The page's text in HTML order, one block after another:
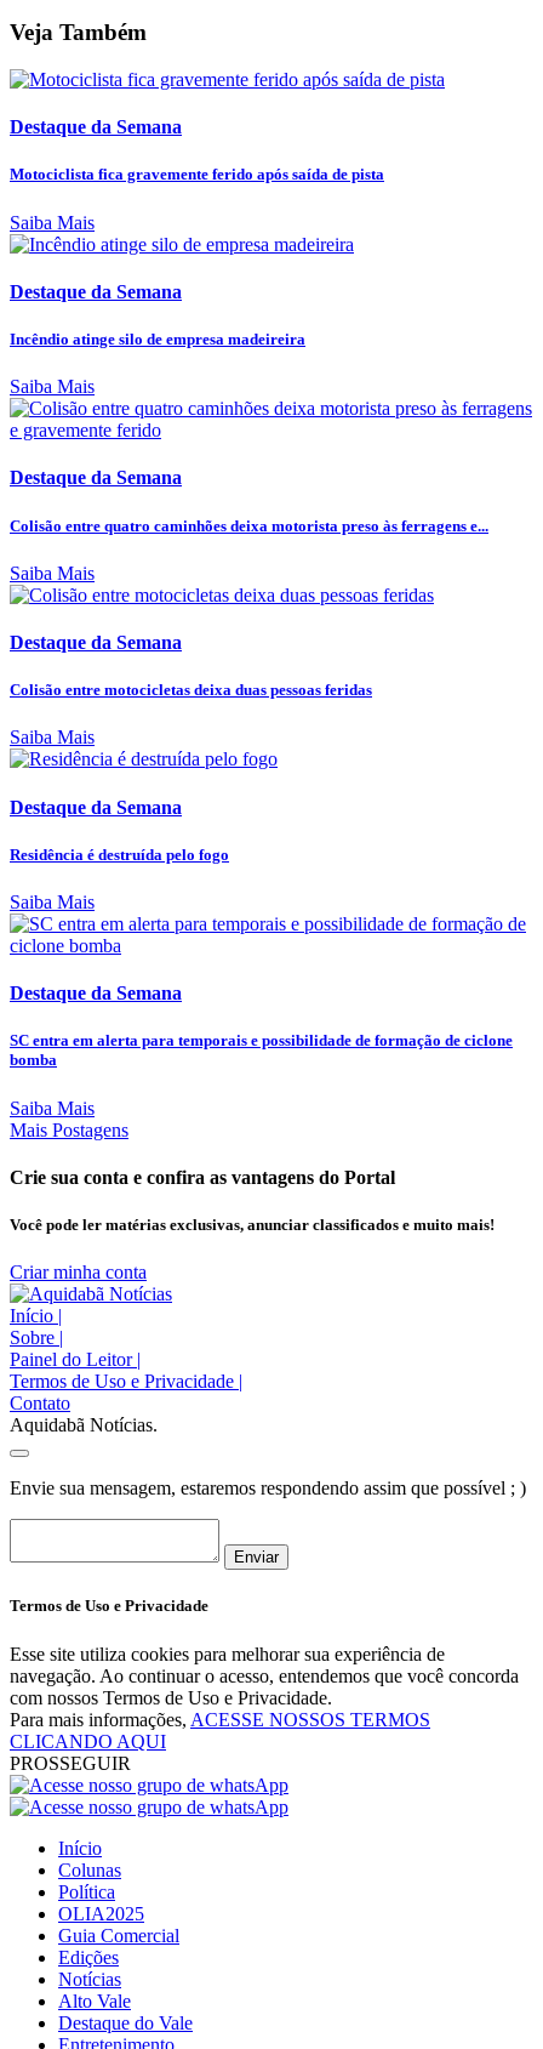
Veja Também
Destaque da Semana
Motociclista fica gravemente ferido após saída de pista
Saiba Mais
Destaque da Semana
Incêndio atinge silo de empresa madeireira
Saiba Mais
Destaque da Semana
Colisão entre quatro caminhões deixa motorista preso às ferragens e...
Saiba Mais
Destaque da Semana
Colisão entre motocicletas deixa duas pessoas feridas
Saiba Mais
Destaque da Semana
Residência é destruída pelo fogo
Saiba Mais
Destaque da Semana
SC entra em alerta para temporais e possibilidade de formação de ciclone
bomba
Saiba Mais
Mais Postagens
Crie sua conta e confira as vantagens do Portal
Você pode ler matérias exclusivas, anunciar classificados e muito mais!
Criar minha conta
Início |
Sobre |
Painel do Leitor |
Termos de Uso e Privacidade |
Contato
Aquidabã Notícias.
Envie sua mensagem, estaremos respondendo assim que possível ; )
Enviar
Termos de Uso e Privacidade
Esse site utiliza cookies para melhorar sua experiência de
navegação. Ao continuar o acesso, entendemos que você concorda
com nossos Termos de Uso e Privacidade.
Para mais informações, ACESSE NOSSOS TERMOS
CLICANDO AQUI
PROSSEGUIR
Início
Colunas
Política
OLIA2025
Guia Comercial
Edições
Notícias
Alto Vale
Destaque do Vale
Entretenimento